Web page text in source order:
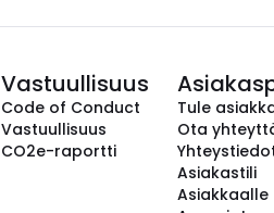
Vastuullisuus
Code of Conduct
Vastuullisuus
CO2e-raportti
Tule
Ota
Asiakastili
Asiakkaalle